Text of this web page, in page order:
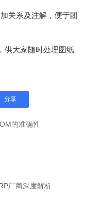
关系及注解，便于团
供大家随时处理图纸
分享
的准确性
厂商深度解析